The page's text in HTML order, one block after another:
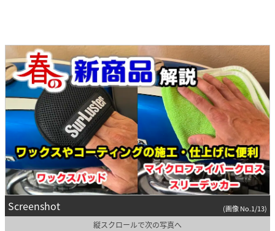
Screenshot (画像 No.1/13)
縦スクロールで次の写真へ